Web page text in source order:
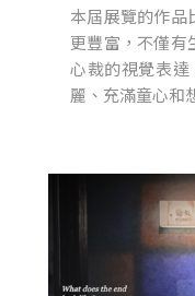
本屆展覽的作品
更豐富，不僅有
心裁的視覺表
麗、充滿童心和